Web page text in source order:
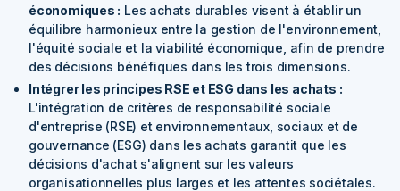
économiques : Les achats durables visent à établir un
équilibre harmonieux entre la gestion de l'environnement,
l'équité sociale et la viabilité économique, afin de prendre
des décisions bénéfiques dans les trois dimensions.
Intégrer les principes RSE et ESG dans les achats :
L'intégration de critères de responsabilité sociale
d'entreprise (RSE) et environnementaux, sociaux et de
gouvernance (ESG) dans les achats garantit que les
décisions d'achat s'alignent sur les valeurs
organisationnelles plus larges et les attentes sociétales.